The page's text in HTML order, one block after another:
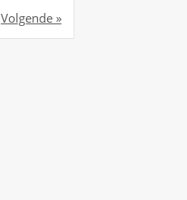
Volgende »